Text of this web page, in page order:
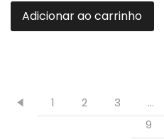
Adicionar ao carrinho
1 2 3 …
9